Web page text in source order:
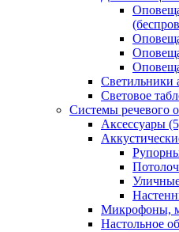
Светильники
Световое
Системы речевого
Аксессуары
Микрофоны,
Настольное